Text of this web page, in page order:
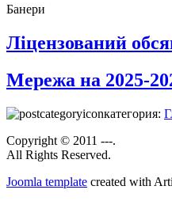
Банери
Ліцензований
Мережа на 2025-
категория:
Copyright © 2011 ---.
All Rights Reserved.
Joomla template created with